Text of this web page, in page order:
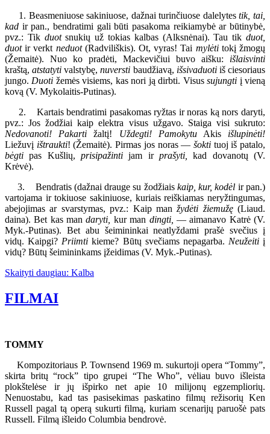
1. Beasmeniuose sakiniuose, dažnai turinčiuose dalelytestik, tai,
kad ir pan., bendratimi gali būti pasakoma reikiamybė ar būtinybė,
pvz.: Tik duotsnukių už tokias kalbas (Alksnėnai). Tau tikduot,
duotir verkt neduot(Radviliškis). Ot, vyras! Tai mylėtitokį žmogų
(Žemaitė). Nuo ko pradėti, Mackevičiui buvo aišku: išlaisvinti
kraštą,atstatyti valstybę,nuversti baudžiavą, išsivaduotiiš ciesoriaus
jungo. Duoti žemės visiems, kas nori ją dirbti. Visussujungti į vieną
kovą (V. Mykolaitis-Putinas).
2. Kartais bendratimi pasakomas ryžtas ir noras ką nors daryti,
pvz.: Jos žodžiai kaip elektra visus užgavo. Staiga visi sukruto:
Nedovanoti! Pakarti žaltį! Uždegti! PamokytuAkis išlupinėti!
Liežuvį ištraukti! (Žemaitė). Pirmas jos noras — šoktituoj iš patalo,
bėgti pas Kušlių, prisipažinti jam ir prašyti,kad dovanotų (V.
Krėvė).
3. Bendratis (dažnai drauge su žodžiais kaip, kur, kodėl ir pan.)
vartojama ir tokiuose sakiniuose, kuriais reiškiamas neryžtingumas,
abejojimas ar svarstymas, pvz.: Kaip manžydėti žiemužę(Liaud.
daina). Bet kas mandaryti, kur man dingti, — aimanavo Katrė (V.
Myk.-Putinas). Bet abu šeimininkai neatlyždami prašė svečius į
vidų. Kaipgi? Priimti kieme? Būtų svečiams nepagarba. Neužeitiį
vidų? Būtų šeimininkams įžeidimas (V. Myk.-Putinas).
Skaityti daugiau: Kalba
FILMAI
TOMMY
Kompozitoriaus P. Townsend 1969 m. sukurtoji opera “Tommy”,
skirta britų “rock” tipo grupei “The Who”, vėliau buvo išleista
plokštelėse ir jų išpirko net apie 10 milijonų egzempliorių.
Nenuostabu, kad tas pasisekimas paskatino filmų režisorių Ken
Russell pagal tą operą sukurti filmą, kuriam scenarijų paruošė pats
Russell. Filmą išleido Columbia bendrovė.